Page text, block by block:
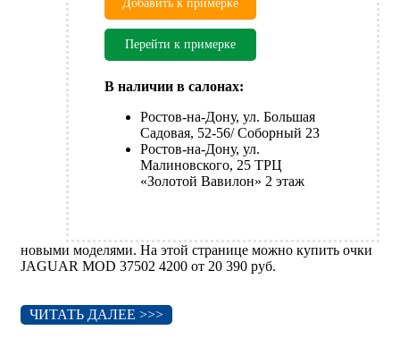
Добавить к примерке
Перейти к примерке
В наличии в салонах:
Ростов-на-Дону, ул. Большая
Садовая, 52-56/ Соборный 23
Ростов-на-Дону, ул.
Малиновского, 25 ТРЦ
«Золотой Вавилон» 2 этаж
новыми моделями. На этой странице можно купить очки
JAGUAR MOD 37502 4200 от 20 390 руб.
ЧИТАТЬ ДАЛЕЕ >>>